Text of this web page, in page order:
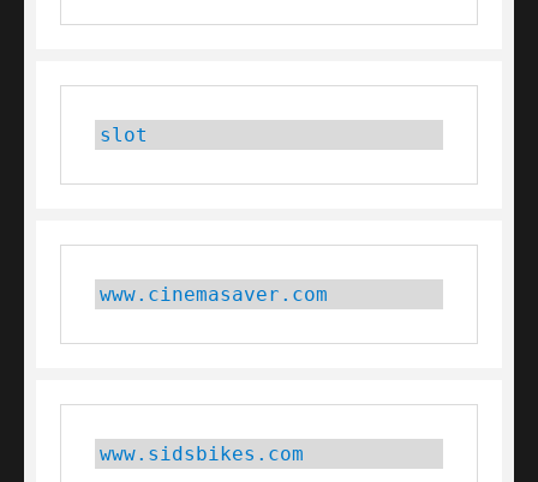
slot
www.cinemasaver.com
www.sidsbikes.com